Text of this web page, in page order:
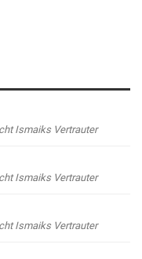
Ismaiks Vertrauter
Ismaiks Vertrauter
Ismaiks Vertrauter